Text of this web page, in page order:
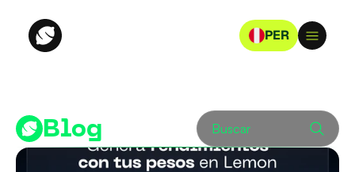
PER
Blog Buscar